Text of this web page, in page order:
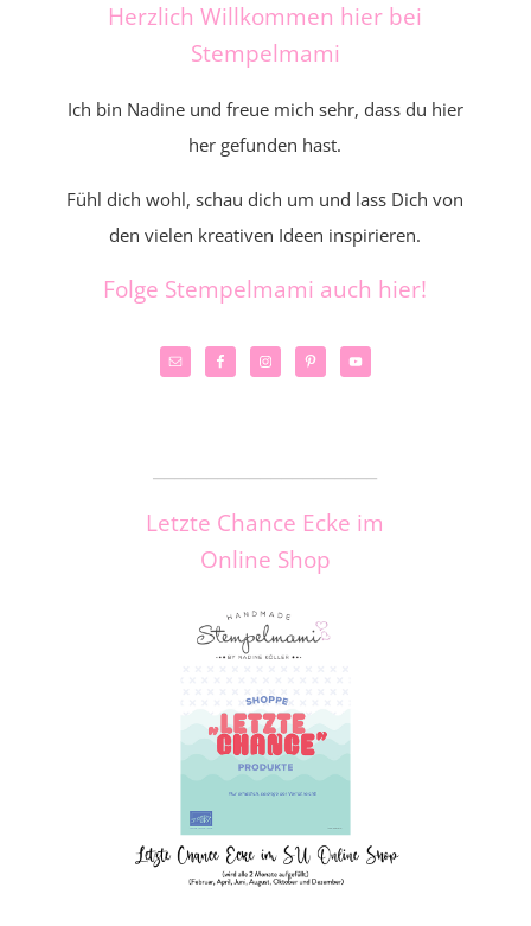
Herzlich Willkommen hier bei
Stempelmami
Ich bin Nadine und freue mich sehr, dass du hier
her gefunden hast.
Fühl dich wohl, schau dich um und lass Dich von
den vielen kreativen Ideen inspirieren.
Folge Stempelmami auch hier!
Letzte Chance Ecke im
Online Shop